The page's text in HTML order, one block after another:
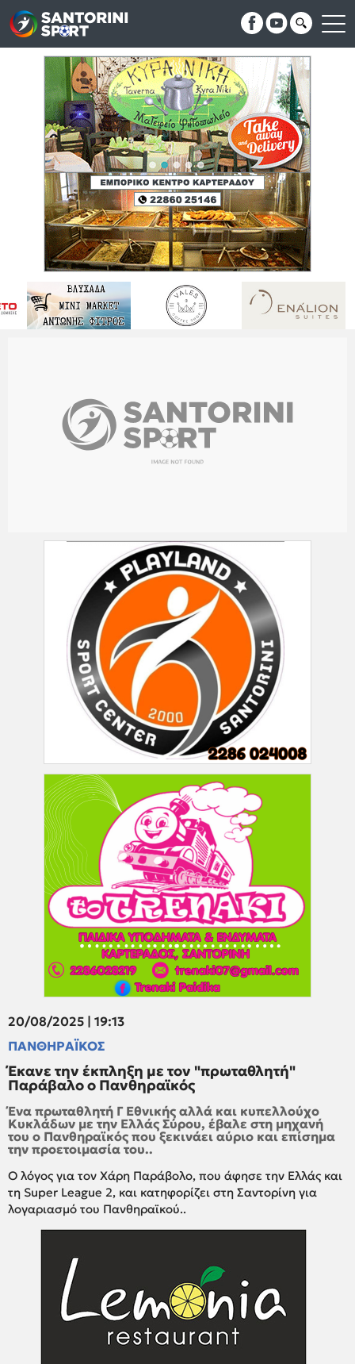
20/08/2025 | 19:13
ΠΑΝΘΗΡΑΪΚΟΣ
Έκανε την έκπληξη με τον "πρωταθλητή"
Παράβαλο ο Πανθηραϊκός
Ένα πρωταθλητή Γ Εθνικής αλλά και κυπελλούχο
Κυκλάδων με την Ελλάς Σύρου, έβαλε στη μηχανή
του ο Πανθηραϊκός που ξεκινάει αύριο και επίσημα
την προετοιμασία του..
Ο λόγος για τον Χάρη Παράβολο, που άφησε την Ελλάς και
τη Super League 2, και κατηφορίζει στη Σαντορίνη για
λογαριασμό του Πανθηραϊκού..